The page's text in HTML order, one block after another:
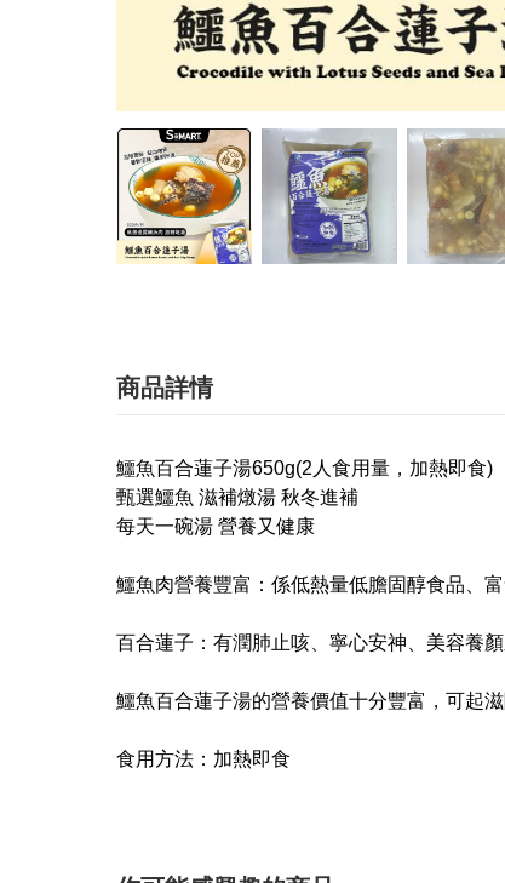
商品詳情
鱷魚百合蓮子湯650g(2人食用量，加熱即食)
甄選鱷魚 滋補燉湯 秋冬進補
每天一碗湯 營養又健康
鱷魚肉營養豐富：係低熱量低膽固醇食品、
百合蓮子：有潤肺止咳、寧心安神、美容養顏
鱷魚百合蓮子湯的營養價值十分豐富，可起
食用方法：加熱即食